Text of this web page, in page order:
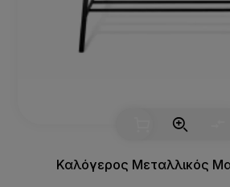
Καλόγερος Μεταλλικός